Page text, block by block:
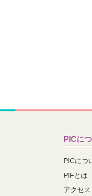
PICに
PICにつ
PIFとは
アクセス